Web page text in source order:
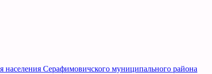
Серафимовичского муниципального района